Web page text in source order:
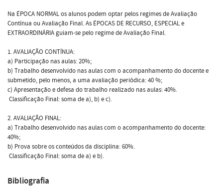
Na ÉPOCA NORMAL os alunos podem optar pelos regimes de Avaliação
Contínua ou Avaliação Final. As ÉPOCAS DE RECURSO, ESPECIAL e
EXTRAORDINÁRIA guiam-se pelo regime de Avaliação Final.
1. AVALIAÇÃO CONTÍNUA:
a) Participação nas aulas: 20%;
b) Trabalho desenvolvido nas aulas com o acompanhamento do docente e
submetido, pelo menos, a uma avaliação periódica: 40 %;
c) Apresentação e defesa do trabalho realizado nas aulas: 40%.
 Classificação Final: soma de a), b) e c).
2. AVALIAÇÃO FINAL:
a) Trabalho desenvolvido nas aulas com o acompanhamento do docente:
40%;
b) Prova sobre os conteúdos da disciplina: 60%.
 Classificação Final: soma de a) e b).
Bibliografia